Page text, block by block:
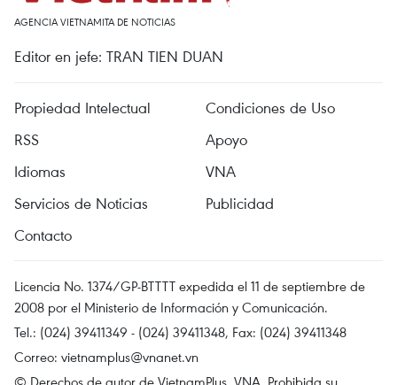
AGENCIA VIETNAMITA DE NOTICIAS
Editor en jefe: TRAN TIEN DUAN
Propiedad Intelectual
Condiciones de Uso
RSS
Apoyo
Idiomas
VNA
Servicios de Noticias
Publicidad
Contacto
Licencia No. 1374/GP-BTTTT expedida el 11 de septiembre de
2008 por el Ministerio de Información y Comunicación.
Tel.: (024) 39411349 - (024) 39411348, Fax: (024) 39411348
Correo: vietnamplus@vnanet.vn
© Derechos de autor de VietnamPlus, VNA. Prohibida su